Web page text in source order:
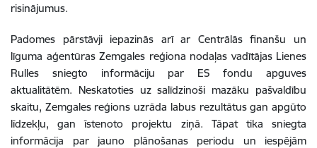
risinājumus.
Padomes pārstāvji iepazinās arī ar Centrālās finanšu un
līguma aģentūras Zemgales reģiona nodaļas vadītājas Lienes
Rulles sniegto informāciju par ES fondu apguves
aktualitātēm. Neskatoties uz salīdzinoši mazāku pašvaldību
skaitu, Zemgales reģions uzrāda labus rezultātus gan apgūto
līdzekļu, gan īstenoto projektu ziņā. Tāpat tika sniegta
informācija par jauno plānošanas periodu un iespējām